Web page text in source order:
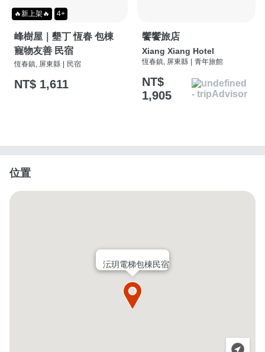
🔥新上架🔥 4+
峰樹屋｜墾丁 恆春 包棟
寵物友善 民宿
恆春鎮, 屏東縣 | 民宿
NT$ 1,611
饗饗旅店
Xiang Xiang Hotel
恆春鎮, 屏東縣 | 青年旅館
NT$
1,905
位置
沄玥電梯包棟民宿